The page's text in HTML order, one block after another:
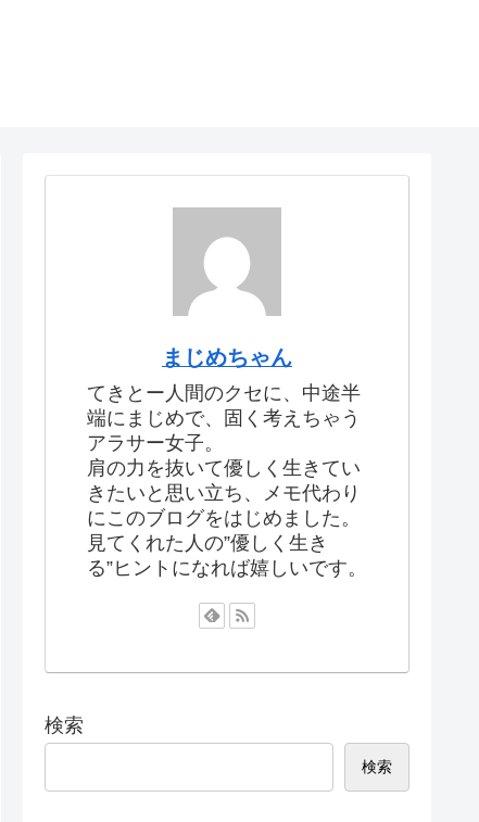
まじめちゃん
てきとー人間のクセに、中途半
端にまじめで、固く考えちゃう
アラサー女子。
肩の力を抜いて優しく生きてい
きたいと思い立ち、メモ代わり
にこのブログをはじめました。
見てくれた人の”優しく生き
る”ヒントになれば嬉しいです。
検索
検索